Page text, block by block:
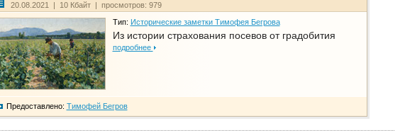
20.08.2021 | 10 Кбайт | просмотров: 979
Тип: Исторические заметки Тимофея Бегрова
Из истории страхования посевов от градобития
подробнее
Предоставлено: Тимофей Бегров